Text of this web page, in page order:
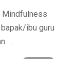
Mindfulness
ibu guru
…